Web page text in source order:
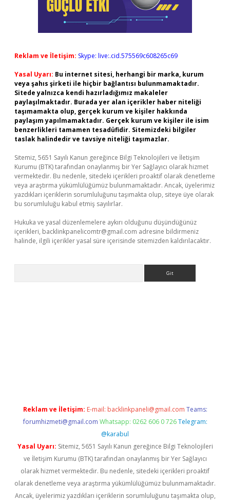
Reklam ve İletişim: Skype: live:.cid.575569c608265c69
Yasal Uyarı: Bu internet sitesi, herhangi bir marka, kurum
veya şahıs şirketi ile hiçbir bağlantısı bulunmamaktadır.
Sitede yalnızca kendi hazırladığımız makaleler
paylaşılmaktadır. Burada yer alan içerikler haber niteliği
taşımamakta olup, gerçek kurum ve kişiler hakkında
paylaşım yapılmamaktadır. Gerçek kurum ve kişiler ile isim
benzerlikleri tamamen tesadüfidir. Sitemizdeki bilgiler
taslak halindedir ve tavsiye niteliği taşımazlar.
Sitemiz, 5651 Sayılı Kanun gereğince Bilgi Teknolojileri ve İletişim
Kurumu (BTK) tarafından onaylanmış bir Yer Sağlayıcı olarak hizmet
vermektedir. Bu nedenle, sitedeki içerikleri proaktif olarak denetleme
veya araştırma yükümlülüğümüz bulunmamaktadır. Ancak, üyelerimiz
yazdıkları içeriklerin sorumluluğunu taşımakta olup, siteye üye olarak
bu sorumluluğu kabul etmiş sayılırlar.
Hukuka ve yasal düzenlemelere aykırı olduğunu düşündüğünüz
içerikleri, backlinkpanelicomtr@gmail.com adresine bildirmeniz
halinde, ilgili içerikler yasal süre içerisinde sitemizden kaldırılacaktır.
Reklam ve İletişim: E-mail: backlinkpaneli@gmail.com Teams:
forumhizmeti@gmail.com Whatsapp: 0262 606 0 726 Telegram:
@karabul
Yasal Uyarı: Sitemiz, 5651 Sayılı Kanun gereğince Bilgi Teknolojileri
ve İletişim Kurumu (BTK) tarafından onaylanmış bir Yer Sağlayıcı
olarak hizmet vermektedir. Bu nedenle, sitedeki içerikleri proaktif
olarak denetleme veya araştırma yükümlülüğümüz bulunmamaktadır.
Ancak, üyelerimiz yazdıkları içeriklerin sorumluluğunu taşımakta olup,